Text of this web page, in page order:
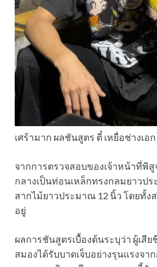
เศร้ามาก ผลชันสูตร ตี๋ เหยื่อช่างเอ
จากการตรวจสอบของเจ้าหน้าที่พิ
กลางเป็นท่อนเหล็กทรงกลมยาวป
สากไม้ยาวประมาณ 12 นิ้ว โดยทั้ง
อยู่
ผลการชันสูตรเบื้องต้นระบุว่า ผู้เสี
สมองได้รับบาดเจ็บอย่างรุนแรงจา